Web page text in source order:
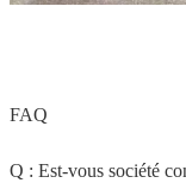
FAQ
Q : Est-vous société